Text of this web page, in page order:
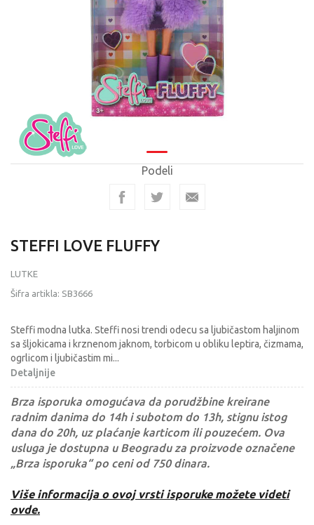
Podeli
STEFFI LOVE FLUFFY
LUTKE
Šifra artikla: SB3666
Steffi modna lutka. Steffi nosi trendi odecu sa ljubičastom haljinom
sa šljokicama i krznenom jaknom, torbicom u obliku leptira, čizmama,
ogrlicom i ljubičastim mi...
Detaljnije
Brza isporuka omogućava da porudžbine kreirane
radnim danima do 14h i subotom do 13h, stignu istog
dana do 20h, uz plaćanje karticom ili pouzećem. Ova
usluga je dostupna u Beogradu za proizvode označene
„Brza isporuka“ po ceni od 750 dinara.
Više informacija o ovoj vrsti isporuke možete videti
ovde.